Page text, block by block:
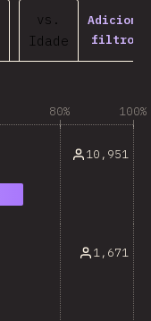
vs.
Idade
Adicionar
filtros…
80% 100%
10,951
1,671